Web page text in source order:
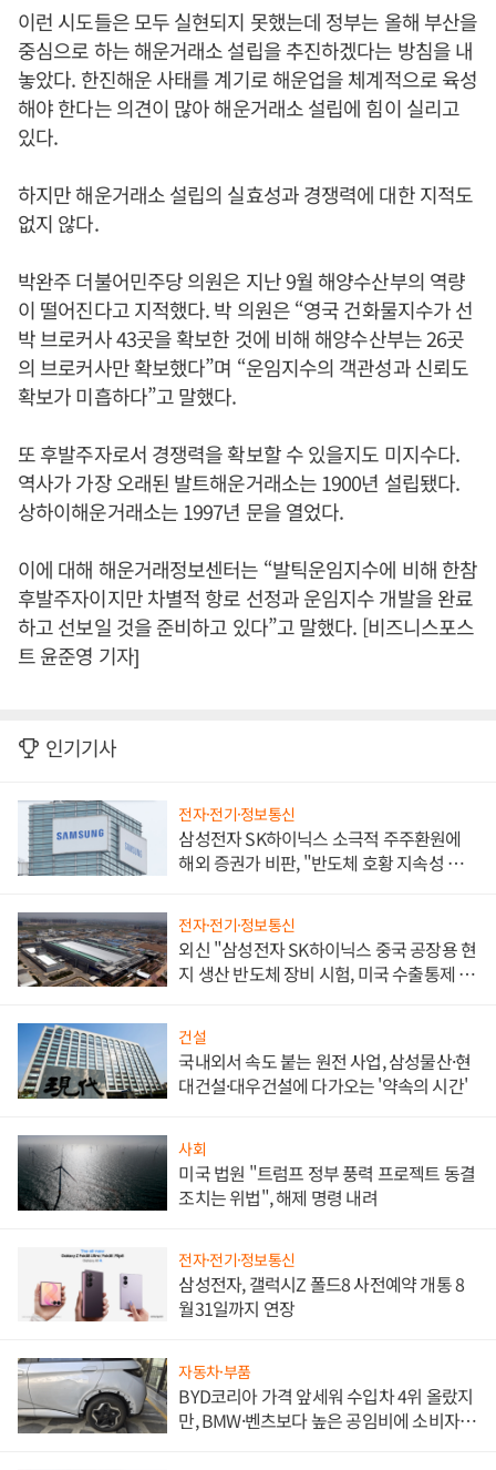
이런 시도들은 모두 실현되지 못했는데 정부는 올해 부산을
중심으로 하는 해운거래소 설립을 추진하겠다는 방침을 내
놓았다. 한진해운 사태를 계기로 해운업을 체계적으로 육성
해야 한다는 의견이 많아 해운거래소 설립에 힘이 실리고
있다.
하지만 해운거래소 설립의 실효성과 경쟁력에 대한 지적도
없지 않다.
박완주 더불어민주당 의원은 지난 9월 해양수산부의 역량
이 떨어진다고 지적했다. 박 의원은 “영국 건화물지수가 선
박 브로커사 43곳을 확보한 것에 비해 해양수산부는 26곳
의 브로커사만 확보했다”며 “운임지수의 객관성과 신뢰도
확보가 미흡하다”고 말했다.
또 후발주자로서 경쟁력을 확보할 수 있을지도 미지수다.
역사가 가장 오래된 발트해운거래소는 1900년 설립됐다.
상하이해운거래소는 1997년 문을 열었다.
이에 대해 해운거래정보센터는 “발틱운임지수에 비해 한참
후발주자이지만 차별적 항로 선정과 운임지수 개발을 완료
하고 선보일 것을 준비하고 있다”고 말했다. [비즈니스포스
트 윤준영 기자]
인기기사
전자·전기·정보통신
삼성전자 SK하이닉스 소극적 주주환원에
해외 증권가 비판, "반도체 호황 지속성 의
전자·전기·정보통신
외신 "삼성전자 SK하이닉스 중국 공장용 현
지 생산 반도체 장비 시험, 미국 수출통제 대
건설
국내외서 속도 붙는 원전 사업, 삼성물산·현
대건설·대우건설에 다가오는 '약속의 시간'
사회
미국 법원 "트럼프 정부 풍력 프로젝트 동결
조치는 위법", 해제 명령 내려
전자·전기·정보통신
삼성전자, 갤럭시Z 폴드8 사전예약 개통 8
월31일까지 연장
자동차·부품
BYD코리아 가격 앞세워 수입차 4위 올랐지
만, BMW·벤츠보다 높은 공임비에 소비자